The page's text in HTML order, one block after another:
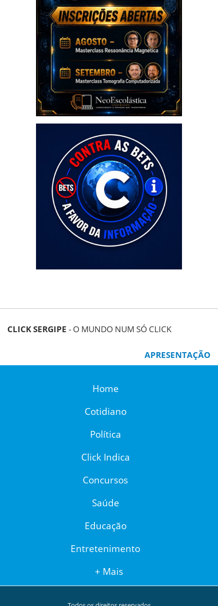
CLICK SERGIPE - O MUNDO NUM SÓ CLICK
APRESENTAÇÃO
Home
Cotidiano
Política
Click Indica
Concursos
Saúde
Educação
Entretenimento
+ Mais